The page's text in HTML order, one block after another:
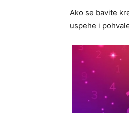
Ako se bavite
uspehe i